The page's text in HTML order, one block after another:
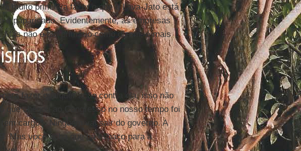
muito primitiva fazer o que a Lava-Jato está
é paparicado. Evidentemente, as empresas
não é tão primário como dizem, é mais
fazer qualquer ação contra ela, isso não
que chegou ao Congresso no nosso tempo foi
cargos. Ninguém vai sair do governo. A
. Mas você acha que há espaço para a